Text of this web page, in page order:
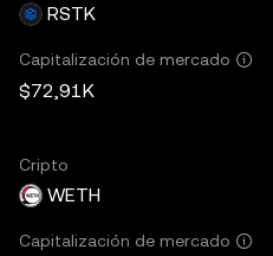
RSTK
Capitalización de mercado
$72,91K
Cripto
WETH
Capitalización de mercado